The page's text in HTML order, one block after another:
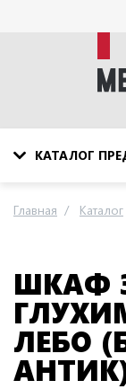
КАТАЛОГ
Главная Каталог
ШКАФ
ЛЕБО